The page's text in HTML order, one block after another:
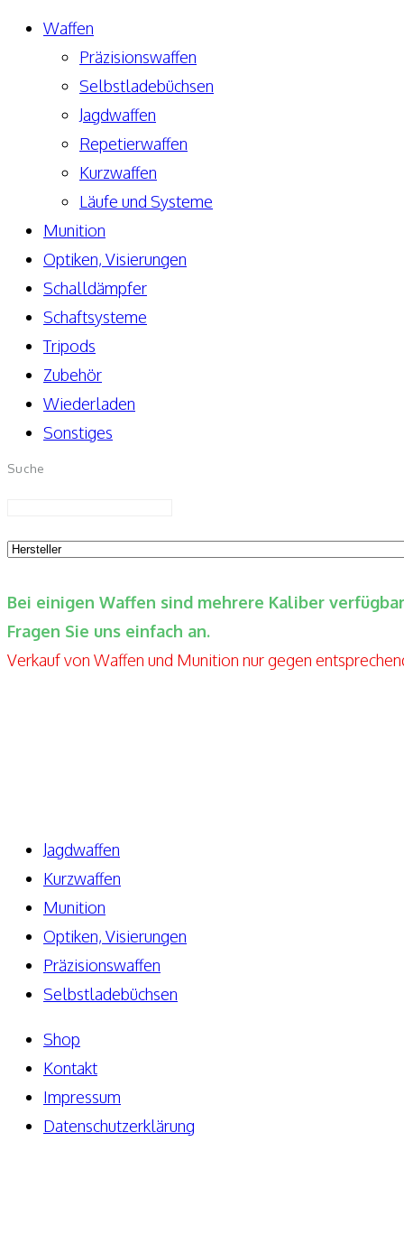
Waffen
Präzisionswaffen
Selbstladebüchsen
Jagdwaffen
Repetierwaffen
Kurzwaffen
Läufe und Systeme
Munition
Optiken, Visierungen
Schalldämpfer
Schaftsysteme
Tripods
Zubehör
Wiederladen
Sonstiges
Suche
Bei einigen Waffen sind mehrere Kaliber
Fragen Sie uns einfach an.
Verkauf von Waffen und Munition nur gegen
Jagdwaffen
Kurzwaffen
Munition
Optiken, Visierungen
Präzisionswaffen
Selbstladebüchsen
Shop
Kontakt
Impressum
Datenschutzerklärung